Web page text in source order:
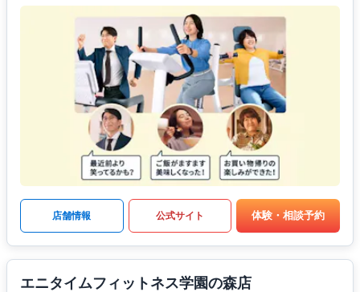
店舗情報 公式サイト 体験・相談予約
エニタイムフィットネス学園の森店